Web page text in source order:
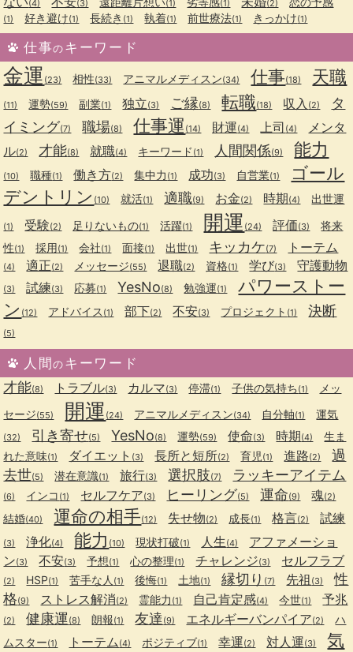
(4) (3) (1) (1) (2)
(1) 好き避け(1) 長続き (1) 執着(1) 前世療法(1) きっかけ(1)
仕事のキーワード
金運 (23) 相性(33) アニマルメディスン(34) 仕事(18) 天職
(11) 運勢(59) 副業(1) 独立(3) ご縁(8) 転職(18) 収入 (2)
タ
イミング(7) 職場(8) 仕事運 (14) 財運(4) 上司 (4)
メンタ
ル(2) 才能(8) 就職(4) キーワード (1) 人間関係(9) 能力
(10) 職種(1) 働き方(2) 集中力 (1) 成功(3) 自営業(1)
ゴール
デントリン (10) 就活(1) 適職(9) お金(2) 時期(4) 出世運
(1) 受験(2) 足りないもの(1) 活躍(1) 開運 (24) 評価(3)
将来
性(1) 採用(1) 会社(1) 面接(1) 出世(1) キッカケ(7) トーテム
(4) 適正(2) メッセージ(55) 退職(2) 資格(1) 学び(3) 守護動物
(3) 試練(3) 応募(1) YesNo(8) 勉強運(1)
パワーストー
ン (12) アドバイス (1) 部下(2) 不安(3) プロジェクト (1) 決断
(5)
人間のキーワード
才能(8) トラブル(3) カルマ(3) 停滞(1) 子供の気持ち(1)
メッ
セージ(55) 開運 (24) アニマルメディスン(34) 自分軸(1) 運気
(32) 引き寄せ(5) YesNo(8) 運勢(59) 使命(3) 時期(4)
生ま
れた意味(1) ダイエット (3) 長所と短所(2) 育児 (1) 進路(2)
過
去世(5) 潜在意識(1) 旅行(3) 選択肢(7) ラッキーアイテム
(6) インコ (1) セルフケア(3) ヒーリング(5) 運命(9) 魂(2)
結婚(40) 運命の相手(12) 失せ物(2) 成長(1) 格言(2) 試練
(3) 浄化(4) 能力 (10) 現状打破(1) 人生(4)
アファメーショ
ン(3) 不安(3) 予想(1) 心の整理(1) チャレンジ(3) セルフラブ
(2) HSP(1) 苦手な人 (1) 後悔(1) 土地(1) 縁切り (7) 先祖 (3)
性
格(9) ストレス解消(2) 霊能力 (1) 自己肯定感(4) 今世(1) 予兆
(2) 健康運(8) 朗報(1) 友達 (9) エネルギーバンパイア(2)
ハ
ムスター(1) トーテム(4) ポジティブ(1) 幸運(2) 対人運(3)
気